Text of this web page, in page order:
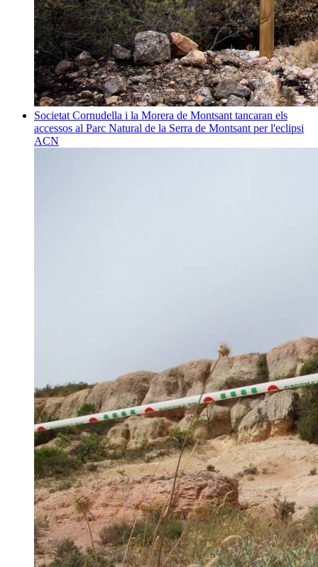
Societat Cornudella i la Morera de Montsant tancaran els
accessos al Parc Natural de la Serra de Montsant per l'eclipsi
ACN